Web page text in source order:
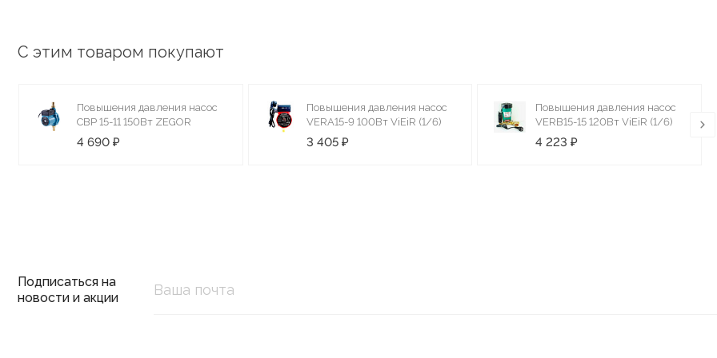
С этим товаром покупают
Повышения давления насос
СВР 15-11 150Вт ZEGOR
4 690 ₽
Повышения давления насос
VERA15-9 100Вт ViEiR (1/6)
3 405 ₽
Повышения давления насос
VERB15-15 120Вт ViEiR (1/6)
4 223 ₽
Подписаться на
новости и акции